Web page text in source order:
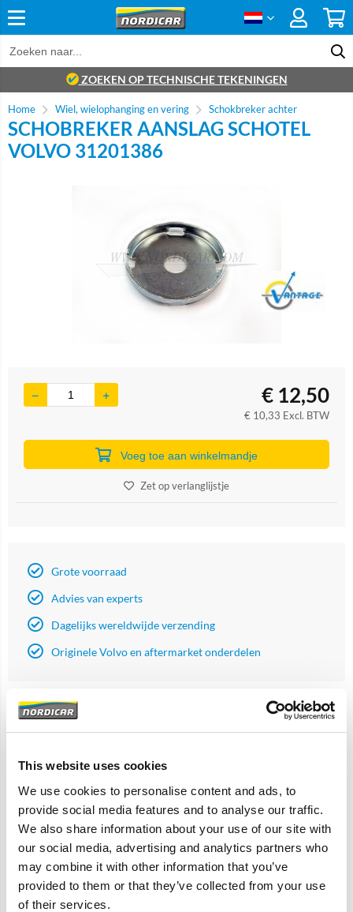
This website uses cookies
We use cookies to personalise content and ads, to
provide social media features and to analyse our traffic.
We also share information about your use of our site with
our social media, advertising and analytics partners who
may combine it with other information that you’ve
provided to them or that they’ve collected from your use
of their services.
ZOEKEN OP TECHNISCHE TEKENINGEN
Home Wiel, wielophanging en vering Schokbreker achter
SCHOBREKER AANSLAG SCHOTEL
VOLVO 31201386
Brand
€ 12,50
€ 10,33 Excl. BTW
Voeg toe aan winkelmandje
Zet op verlanglijstje
Grote voorraad
Advies van experts
Dagelijks wereldwijde verzending
Originele Volvo en aftermarket onderdelen
Artikelomschrijving
Geen artikelinformatie beschikbaar.
Specificaties
Merk Vantage